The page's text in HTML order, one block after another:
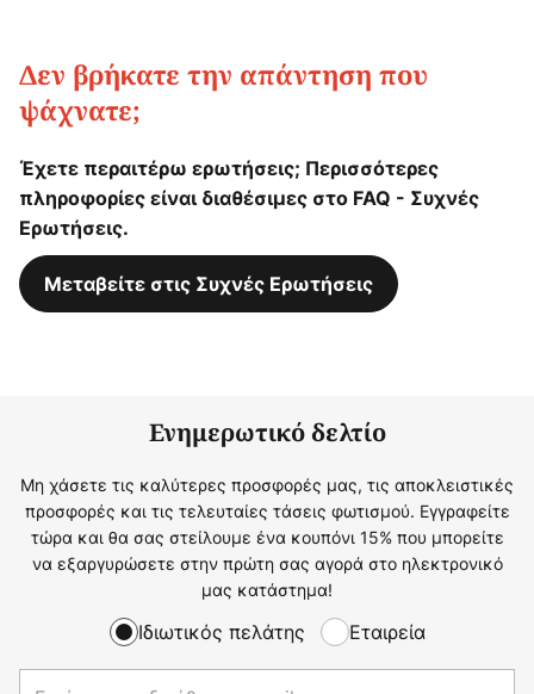
Δεν βρήκατε την απάντηση που
ψάχνατε;
Έχετε περαιτέρω ερωτήσεις; Περισσότερες
πληροφορίες είναι διαθέσιμες στο FAQ - Συχνές
Ερωτήσεις.
Μεταβείτε στις Συχνές Ερωτήσεις
Ενημερωτικό δελτίο
Μη χάσετε τις καλύτερες προσφορές μας, τις αποκλειστικές
προσφορές και τις τελευταίες τάσεις φωτισμού. Εγγραφείτε
τώρα και θα σας στείλουμε ένα κουπόνι 15% που μπορείτε
να εξαργυρώσετε στην πρώτη σας αγορά στο ηλεκτρονικό
μας κατάστημα!
Ιδιωτικός πελάτης Εταιρεία